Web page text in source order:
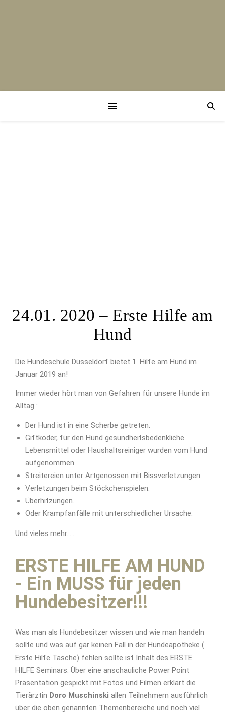
24.01. 2020 – Erste Hilfe am
Hund
Die Hundeschule Düsseldorf bietet 1. Hilfe am Hund im
Januar 2019 an!
Immer wieder hört man von Gefahren für unsere Hunde im
Alltag :
Der Hund ist in eine Scherbe getreten.
Giftköder, für den Hund gesundheitsbedenkliche
Lebensmittel oder Haushaltsreiniger wurden vom Hund
aufgenommen.
Streitereien unter Artgenossen mit Bissverletzungen.
Verletzungen beim Stöckchenspielen.
Überhitzungen.
Oder Krampfanfälle mit unterschiedlicher Ursache.
Und vieles mehr…..
ERSTE HILFE AM HUND
- Ein MUSS für jeden
Hundebesitzer!!!
Was man als Hundebesitzer wissen und wie man handeln
sollte und was auf gar keinen Fall in der Hundeapotheke (
Erste Hilfe Tasche) fehlen sollte ist Inhalt des ERSTE
HILFE Seminars. Über eine anschauliche Power Point
Präsentation gespickt mit Fotos und Filmen erklärt die
Tierärztin Doro Muschinski allen Teilnehmern ausführlich
über die oben genannten Themenbereiche und noch viel